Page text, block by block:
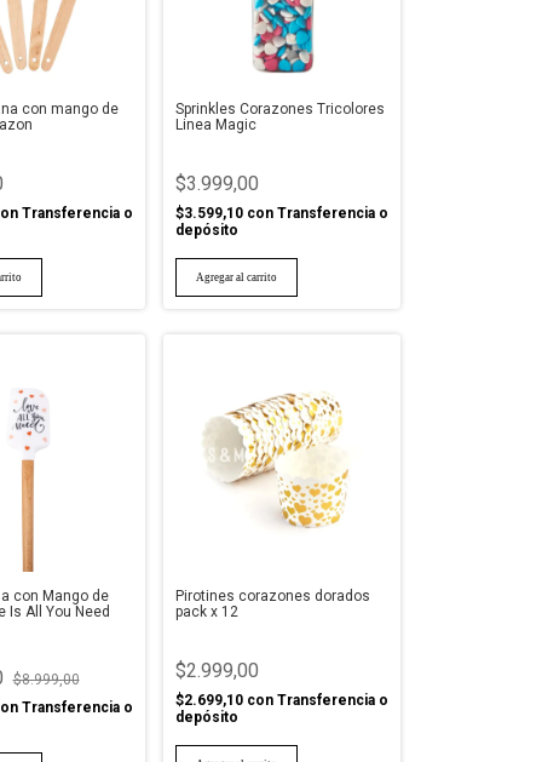
con mango de
Transferencia o
Sprinkles Corazones Tricolores
Linea Magic
$3.999,00
$3.599,10 con Transferencia o
depósito
con Mango de
Is All You Need
$8.999,00
Transferencia o
Pirotines corazones dorados
pack x 12
$2.999,00
$2.699,10 con Transferencia o
depósito